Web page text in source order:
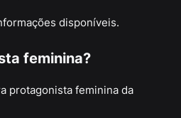
disponíveis.
feminina?
protagonista feminina da